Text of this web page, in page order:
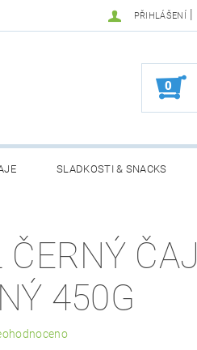
PŘIHLÁŠENÍ |
0
SLADKOSTI & SNACKS
ČERNÝ ČAJ
450G